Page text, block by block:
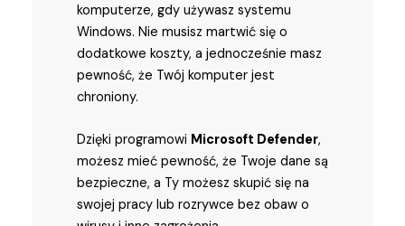
komputerze, gdy używasz systemu
Windows. Nie musisz martwić się o
dodatkowe koszty, a jednocześnie masz
pewność, że Twój komputer jest
chroniony.
Dzięki programowi Microsoft Defender,
możesz mieć pewność, że Twoje dane są
bezpieczne, a Ty możesz skupić się na
swojej pracy lub rozrywce bez obaw o